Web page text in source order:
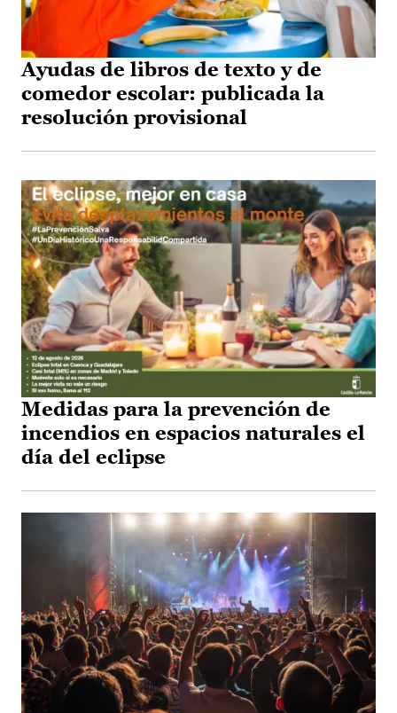
Ayudas de libros de texto y de
comedor escolar: publicada la
resolución provisional
Medidas para la prevención de
incendios en espacios naturales el
día del eclipse